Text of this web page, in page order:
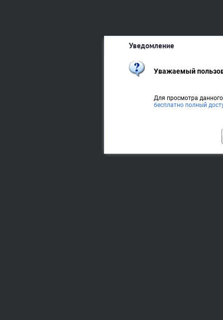
Уведомление
Уважаемый
Для просмотра
бесплатно полный